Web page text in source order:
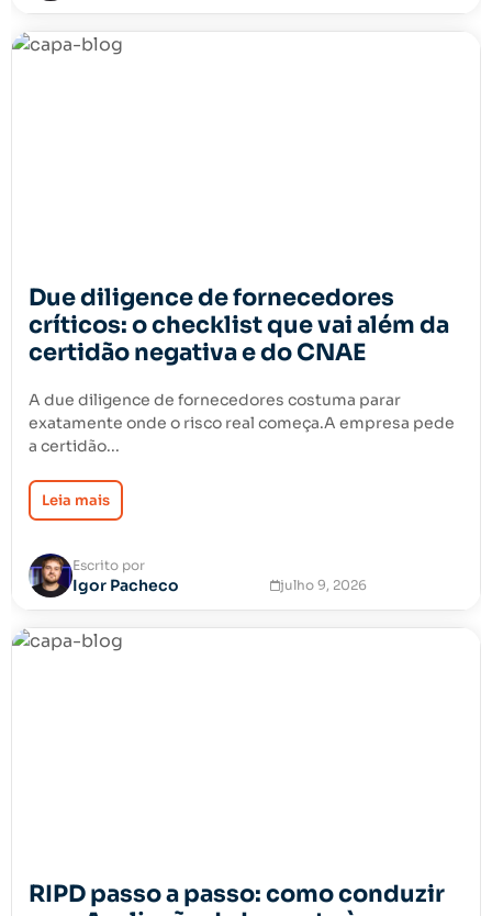
Due diligence de fornecedores
críticos: o checklist que vai além da
certidão negativa e do CNAE
A due diligence de fornecedores costuma parar
exatamente onde o risco real começa.A empresa pede
a certidão...
Leia mais
Escrito por
Igor Pacheco julho 9, 2026
RIPD passo a passo: como conduzir